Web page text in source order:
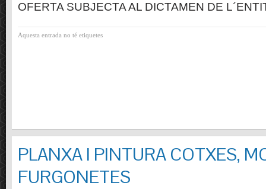
OFERTA SUBJECTA AL DICTAMEN DE
Aquesta entrada no té etiquetes
PLANXA I PINTURA COTXES,
FURGONETES